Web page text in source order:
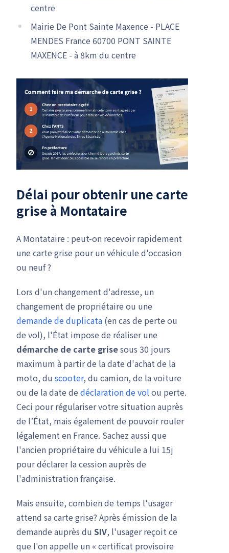
centre
Mairie De Pont Sainte Maxence - PLACE
MENDES France 60700 PONT SAINTE
MAXENCE - à 8km du centre
Délai pour obtenir une carte
grise à Montataire
A Montataire : peut-on recevoir rapidement
une carte grise pour un véhicule d'occasion
ou neuf ?
Lors d'un changement d'adresse, un
changement de propriétaire ou une
demande de duplicata (en cas de perte ou
de vol), l'État impose de réaliser une
démarche de carte grisesous 30 jours
maximum à partir de la date d'achat de la
moto, du scooter, du camion, de la voiture
ou de la date de déclaration de vol ou perte.
Ceci pour régulariser votre situation auprès
de l’État, mais également de pouvoir rouler
légalement en France. Sachez aussi que
l'ancien propriétaire du véhicule a lui 15j
pour déclarer la cession auprès de
l'administration française.
Mais ensuite, combien de temps l'usager
attend sa carte grise? Après émission de la
demande auprès du SIV, l'usager reçoit ce
que l'on appelle un « certificat provisoire